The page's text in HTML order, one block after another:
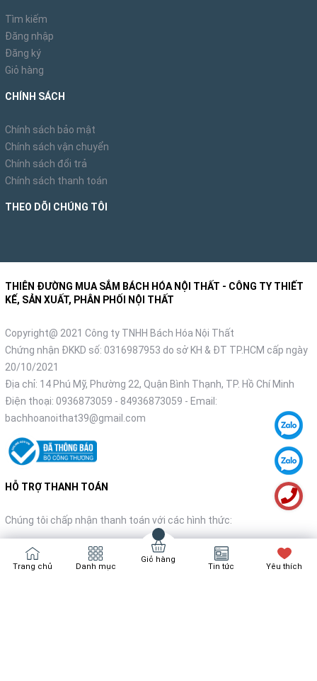
Tìm kiếm
Đăng nhập
Đăng ký
Giỏ hàng
CHÍNH SÁCH
Chính sách bảo mật
Chính sách vận chuyển
Chính sách đổi trả
Chính sách thanh toán
THEO DÕI CHÚNG TÔI
THIÊN ĐƯỜNG MUA SẮM BÁCH HÓA NỘI THẤT - CÔNG TY THIẾT
KẾ, SẢN XUẤT, PHÂN PHỐI NỘI THẤT
Copyright@ 2021 Công ty TNHH Bách Hóa Nội Thất
Chứng nhận ĐKKD số: 0316987953 do sở KH & ĐT TP.HCM cấp ngày
20/10/2021
Địa chỉ: 14 Phú Mỹ, Phường 22, Quận Bình Thạnh, TP. Hồ Chí Minh
Điện thoại: 0936873059 - 84936873059 - Email:
bachhoanoithat39@gmail.com
HỖ TRỢ THANH TOÁN
Chúng tôi chấp nhận thanh toán với các hình thức:
Trang chủ Danh mục
Giỏ hàng
Tin tức Yêu thích